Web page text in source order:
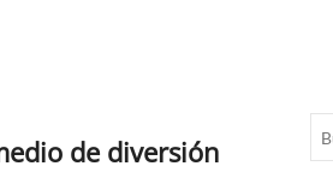
de diversión